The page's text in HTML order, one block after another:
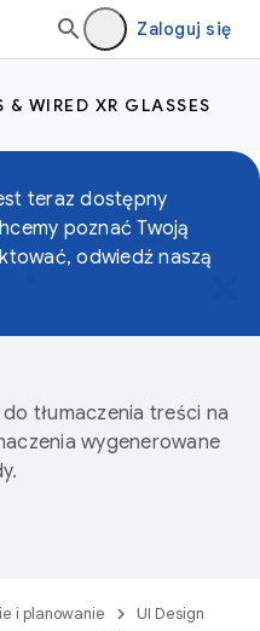
Zaloguj się
& WIRED XR GLASSES
teraz dostępny
poznać Twoją
odwiedź naszą
tłumaczenia treści na
wygenerowane
i planowanie
UI Design